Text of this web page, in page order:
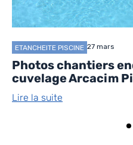
ETANCHEITE PISCINE 27 mars
Photos chantiers
cuvelage Arcacim
Lire la suite